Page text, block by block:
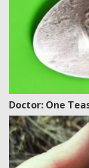
Doctor: One